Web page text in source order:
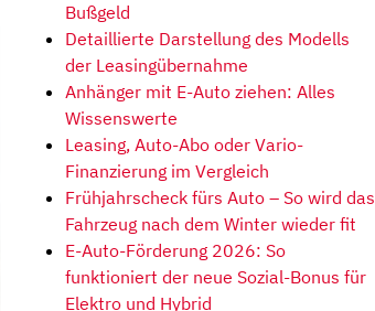
Bußgeld
Detaillierte Darstellung des Modells
der Leasingübernahme
Anhänger mit E-Auto ziehen: Alles
Wissenswerte
Leasing, Auto-Abo oder Vario-
Finanzierung im Vergleich
Frühjahrscheck fürs Auto – So wird das
Fahrzeug nach dem Winter wieder fit
E-Auto-Förderung 2026: So
funktioniert der neue Sozial-Bonus für
Elektro und Hybrid